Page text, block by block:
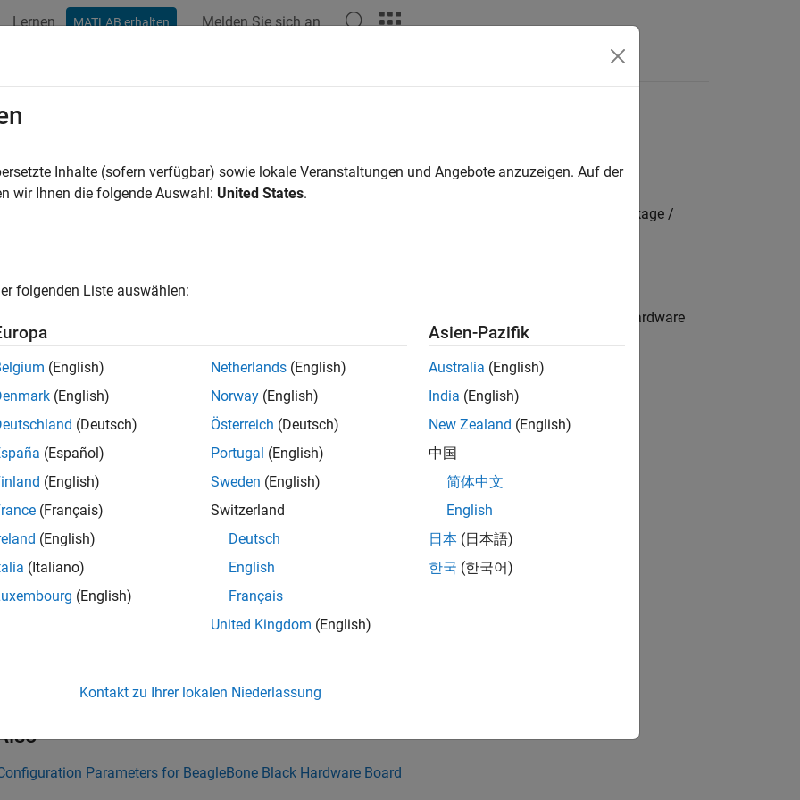
Lernen MATLAB erhalten Melden Sie sich an
of the Linux operating system on theBeagleBoneBlack hardware board
Hardware Implementation / Simulink or Embedded Coder Hardware Support Package /
Black hardware
(default) | root
root username of the Linux operating system on the BeagleBone Black hardware board.
Settings
Use
use is available.
in R2014b
Parameters for BeagleBone Black Hardware Board
Inhalte (sofern verfügbar) sowie lokale Veranstaltungen und Angebote anzuzeigen. Auf der
wir Ihnen die folgende Auswahl: United States.
folgenden Liste auswählen:
(English)
(English)
(Deutsch)
(Español)
(English)
(Français)
(English)
(Italiano)
(English)
Netherlands (English)
Norway (English)
Österreich (Deutsch)
Portugal (English)
Sweden (English)
Switzerland
Deutsch
English
Français
United Kingdom (English)
Asien-Pazifik
Australia (English)
India (English)
New Zealand (English)
中国
简体中文
English
日本 (日本語)
한국 (한국어)
Kontakt zu Ihrer lokalen Niederlassung